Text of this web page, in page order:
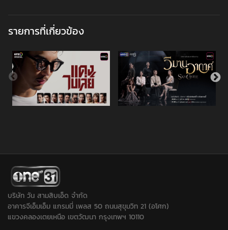
รายการที่เกี่ยวข้อง
บริษัท วัน สามสิบเอ็ด จำกัด
อาคารจีเอ็มเอ็ม แกรมมี่ เพลส 50 ถนนสุขุมวิท 21 (อโศก)
แขวงคลองเตยเหนือ เขตวัฒนา กรุงเทพฯ 10110